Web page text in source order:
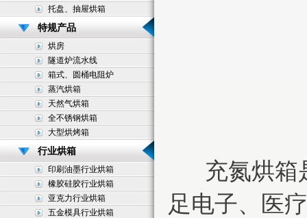
托盘、抽屉烘箱
特规产品
烘房
隧道炉流水线
箱式、圆桶电阻炉
蒸汽烘箱
天然气烘箱
全不锈钢烘箱
大型烘烤箱
行业烘箱
印刷油墨行业烘箱
橡胶硅胶行业烘箱
亚克力行业烘箱
五金模具行业烘箱
充氮烘箱
足电子、医